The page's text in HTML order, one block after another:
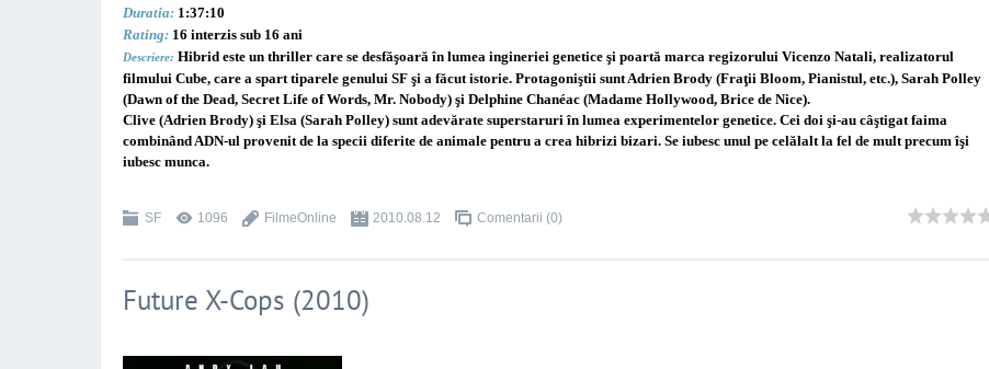
Duratia: 1:37:10
Rating: 16 interzis sub 16 ani
Descriere: Hibrid este un thriller care se desfăşoară în lumea ingineriei genetice şi poartă marca regizorului Vicenzo Natali, realizatorul
filmului Cube, care a spart tiparele genului SF şi a făcut istorie. Protagoniştii sunt Adrien Brody (Fraţii Bloom, Pianistul, etc.), Sarah Polley
(Dawn of the Dead, Secret Life of Words, Mr. Nobody) şi Delphine Chanéac (Madame Hollywood, Brice de Nice).
Clive (Adrien Brody) şi Elsa (Sarah Polley) sunt adevărate superstaruri în lumea experimentelor genetice. Cei doi şi-au câştigat faima
combinând ADN-ul provenit de la specii diferite de animale pentru a crea hibrizi bizari. Se iubesc unul pe celălalt la fel de mult precum îşi
iubesc munca.
SF 1096 FilmeOnline 2010.08.12 Comentarii (0)
Future X-Cops (2010)